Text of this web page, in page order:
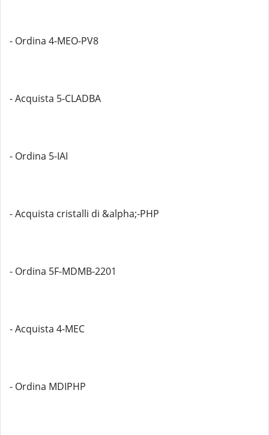
- Ordina 4-MEO-PV8
- Acquista 5-CLADBA
- Ordina 5-IAI
- Acquista cristalli di &alpha;-PHP
- Ordina 5F-MDMB-2201
- Acquista 4-MEC
- Ordina MDIPHP